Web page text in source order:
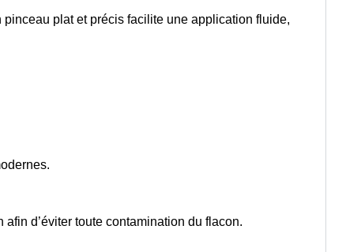
plat et précis facilite une application fluide,
d’éviter toute contamination du flacon.